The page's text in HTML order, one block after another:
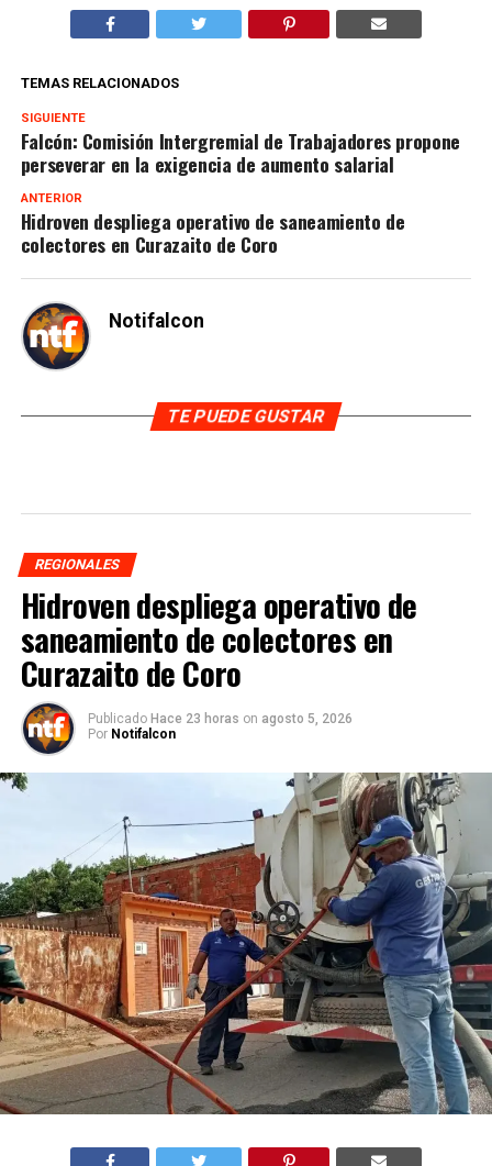
TEMAS RELACIONADOS
SIGUIENTE
Falcón: Comisión Intergremial de Trabajadores propone
perseverar en la exigencia de aumento salarial
ANTERIOR
Hidroven despliega operativo de saneamiento de
colectores en Curazaito de Coro
Notifalcon
TE PUEDE GUSTAR
REGIONALES
Hidroven despliega operativo de
saneamiento de colectores en
Curazaito de Coro
Publicado Hace 23 horas on agosto 5, 2026
Por Notifalcon